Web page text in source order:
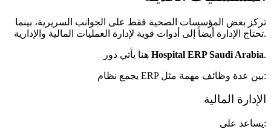
تركز بعض المؤسسات الصحية فقط على الجوانب السريرية، بينما
تحتاج الإدارة أيضاً إلى أدوات قوية لإدارة العمليات المالية والإدارية.
Hospital ERP Saudi Arabia.
يجمع نظام ERP بين عدة وظائف مهمة مثل:
الإدارة المالية
يساعد على: